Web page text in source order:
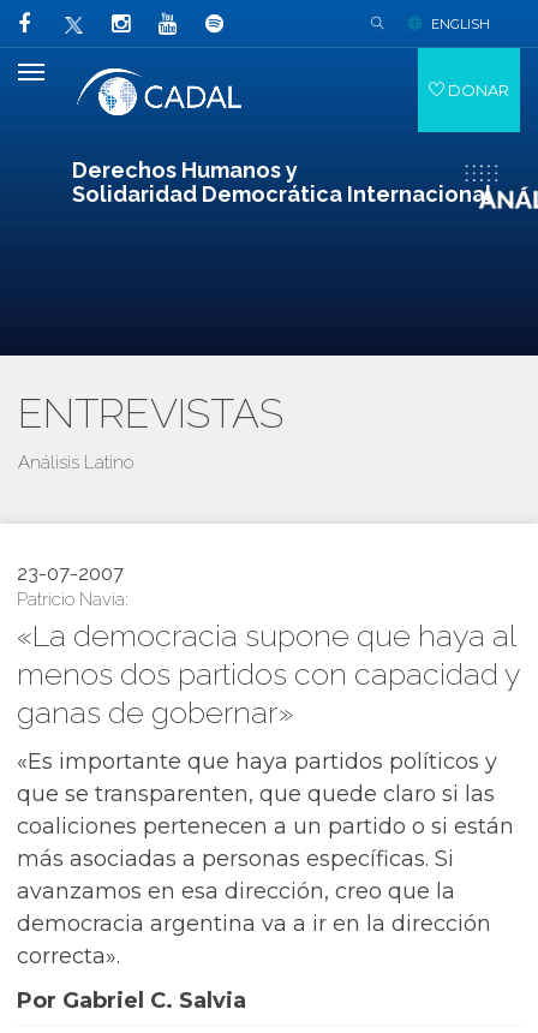
Derechos Humanos y
Solidaridad Democrática Internacional
ENGLISH
DONAR
ENTREVISTAS
Análisis Latino
23-07-2007
Patricio Navia:
«La democracia supone que haya al
menos dos partidos con capacidad y
ganas de gobernar»
«Es importante que haya partidos políticos y
que se transparenten, que quede claro si las
coaliciones pertenecen a un partido o si están
más asociadas a personas específicas. Si
avanzamos en esa dirección, creo que la
democracia argentina va a ir en la dirección
correcta».
Por Gabriel C. Salvia